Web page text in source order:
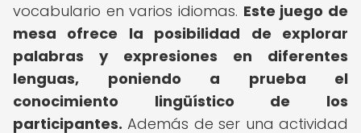
vocabulario en varios idiomas. Este juego de
mesa ofrece la posibilidad de explorar
palabras y expresiones en diferentes
lenguas, poniendo a prueba el
conocimiento lingüístico de los
participantes. Además de ser una actividad